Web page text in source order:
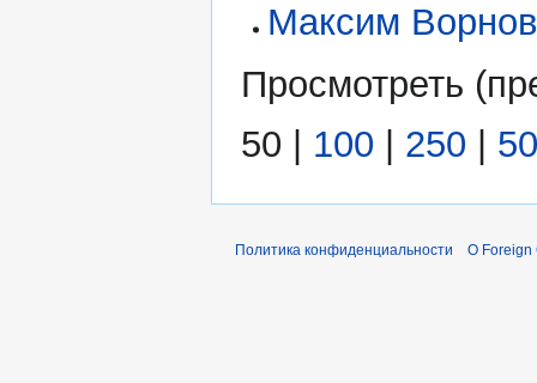
Максим
Просмотреть (
50 | 100 | 250 |
Политика конфиденциальности О Foreign